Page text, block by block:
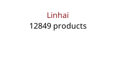
Linhai
12849 products